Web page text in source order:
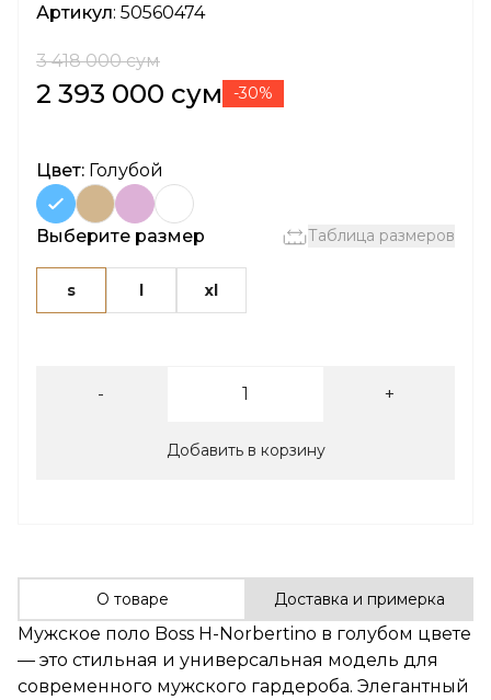
Артикул: 50560474
3 418 000 сум
2 393 000 сум -30%
Цвет: Голубой
Выберите размер Таблица размеров
s l xl
- +
Добавить в корзину
О товаре Доставка и примерка
Мужское поло Boss H-Norbertino в голубом цвете
— это стильная и универсальная модель для
современного мужского гардероба. Элегантный